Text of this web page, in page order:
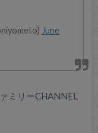
June
ミリーCHANNEL